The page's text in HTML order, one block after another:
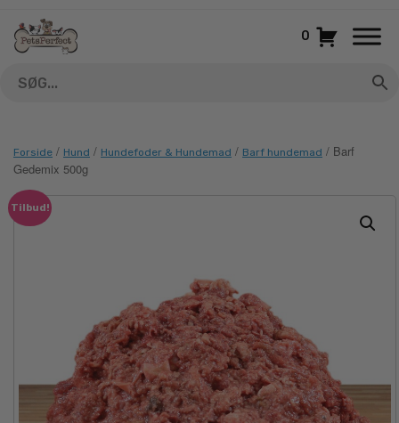
indhold
0
Forside / Hund / Hundefoder & Hundemad / Barf hundemad / Barf
Gedemix 500g
Tilbud!